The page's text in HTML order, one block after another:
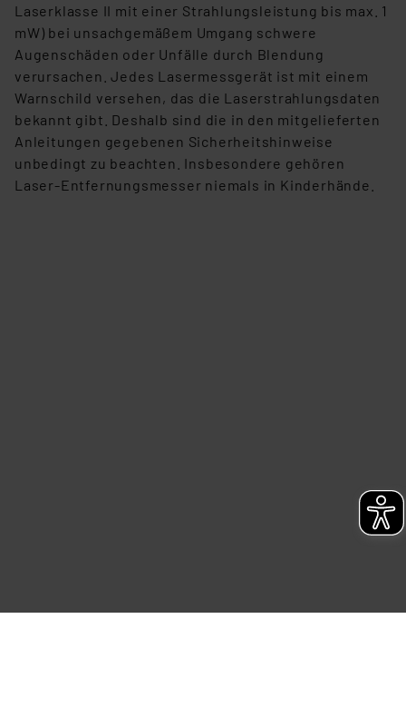
Impressum|Datenschutzerklärung
Laserklasse II mit einer Strahlungsleistung bis max. 1
mW) bei unsachgemäßem Umgang schwere
Augenschäden oder Unfälle durch Blendung
verursachen. Jedes Lasermessgerät ist mit einem
Warnschild versehen, das die Laserstrahlungsdaten
bekannt gibt. Deshalb sind die in den mitgelieferten
Anleitungen gegebenen Sicherheitshinweise
unbedingt zu beachten. Insbesondere gehören
Laser-Entfernungsmesser niemals in Kinderhände.